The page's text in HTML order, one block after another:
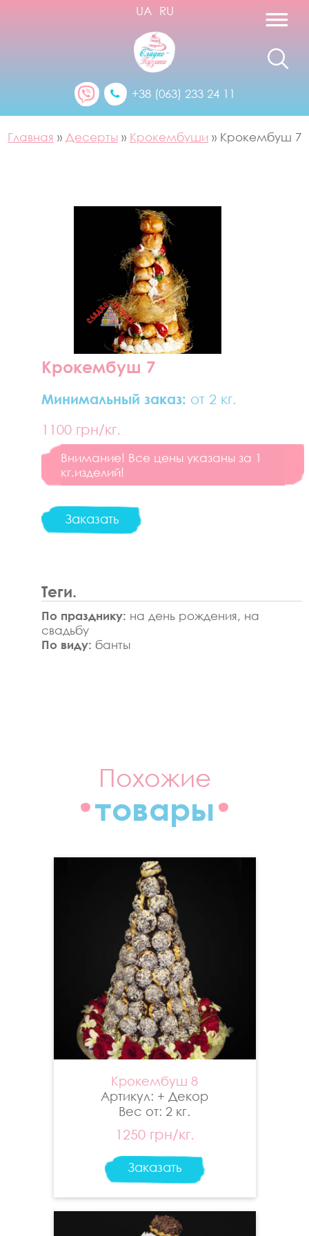
+38 (063) 233 24 11
UA RU
Главная » Десерты » Крокембуши » Крокембуш 7
Крокембуш 7
Минимальный заказ: от 2 кг.
1100 грн/кг.
Внимание! Все цены указаны за 1
кг.изделий!
Заказать
Теги.
По празднику: на день рождения, на
свадьбу
По виду: банты
Похожие
товары
Крокембуш 8
Артикул: + Декор
Вес от: 2 кг.
1250 грн/кг.
Заказать